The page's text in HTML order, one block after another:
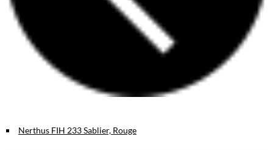
Nerthus FIH 233 Sablier, Rouge